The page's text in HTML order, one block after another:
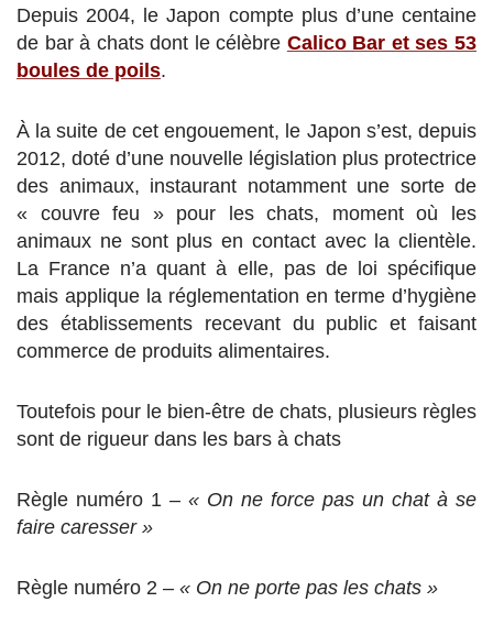
Depuis 2004, le Japon compte plus d’une centaine
de bar à chats dont le célèbre Calico Bar et ses 53
boules de poils.
À la suite de cet engouement, le Japon s’est, depuis
2012, doté d’une nouvelle législation plus protectrice
des animaux, instaurant notamment une sorte de
« couvre feu » pour les chats, moment où les
animaux ne sont plus en contact avec la clientèle.
La France n’a quant à elle, pas de loi spécifique
mais applique la réglementation en terme d’hygiène
des établissements recevant du public et faisant
commerce de produits alimentaires.
Toutefois pour le bien-être de chats, plusieurs règles
sont de rigueur dans les bars à chats
Règle numéro 1 – « On ne force pas un chat à se
faire caresser »
Règle numéro 2 – « On ne porte pas les chats »